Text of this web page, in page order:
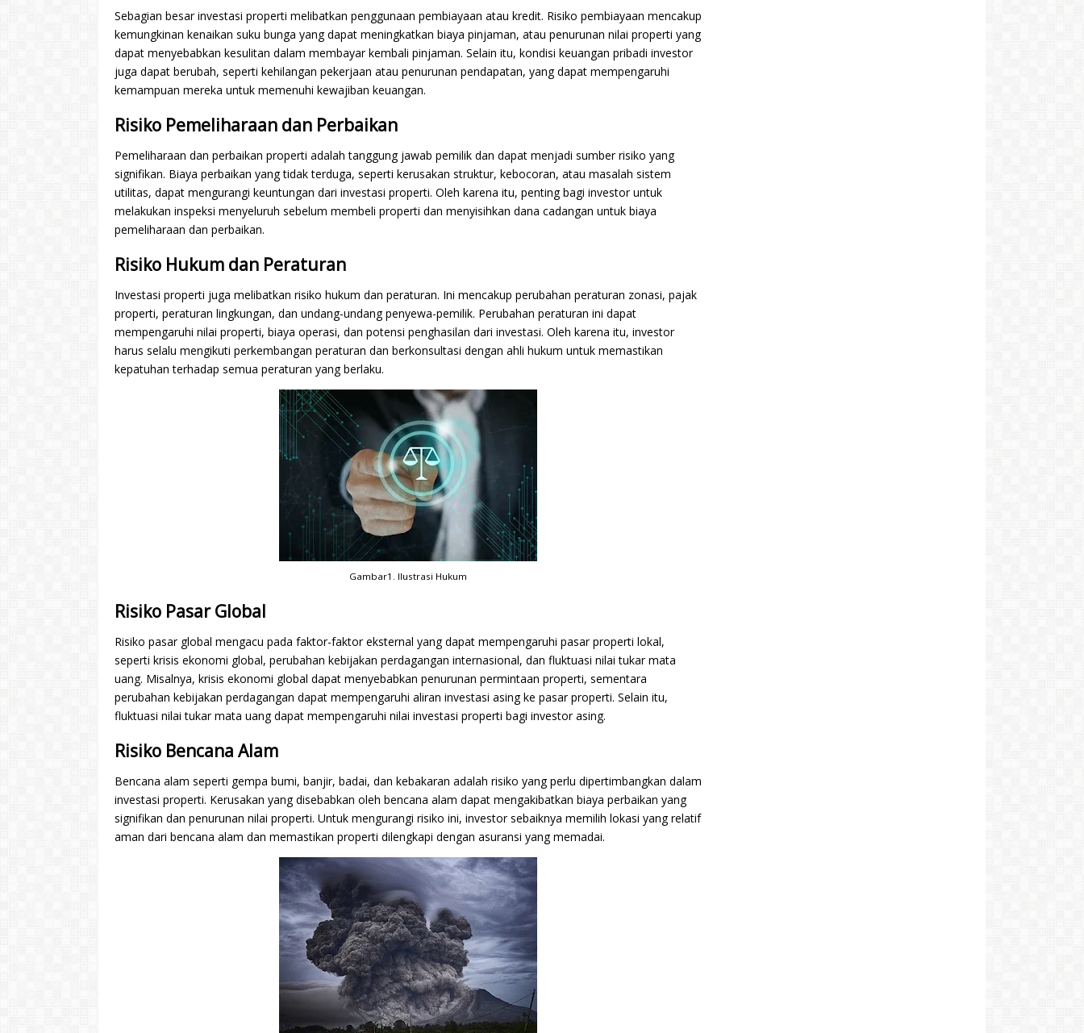
Sebagian besar investasi properti melibatkan penggunaan pembiayaan atau kredit. Risiko pembiayaan mencakup
kemungkinan kenaikan suku bunga yang dapat meningkatkan biaya pinjaman, atau penurunan nilai properti yang
dapat menyebabkan kesulitan dalam membayar kembali pinjaman. Selain itu, kondisi keuangan pribadi investor
juga dapat berubah, seperti kehilangan pekerjaan atau penurunan pendapatan, yang dapat mempengaruhi
kemampuan mereka untuk memenuhi kewajiban keuangan.
Risiko Pemeliharaan dan Perbaikan
Pemeliharaan dan perbaikan properti adalah tanggung jawab pemilik dan dapat menjadi sumber risiko yang
signifikan. Biaya perbaikan yang tidak terduga, seperti kerusakan struktur, kebocoran, atau masalah sistem
utilitas, dapat mengurangi keuntungan dari investasi properti. Oleh karena itu, penting bagi investor untuk
melakukan inspeksi menyeluruh sebelum membeli properti dan menyisihkan dana cadangan untuk biaya
pemeliharaan dan perbaikan.
Risiko Hukum dan Peraturan
Investasi properti juga melibatkan risiko hukum dan peraturan. Ini mencakup perubahan peraturan zonasi, pajak
properti, peraturan lingkungan, dan undang-undang penyewa-pemilik. Perubahan peraturan ini dapat
mempengaruhi nilai properti, biaya operasi, dan potensi penghasilan dari investasi. Oleh karena itu, investor
harus selalu mengikuti perkembangan peraturan dan berkonsultasi dengan ahli hukum untuk memastikan
kepatuhan terhadap semua peraturan yang berlaku.
Gambar1. Ilustrasi Hukum
Risiko Pasar Global
Risiko pasar global mengacu pada faktor-faktor eksternal yang dapat mempengaruhi pasar properti lokal,
seperti krisis ekonomi global, perubahan kebijakan perdagangan internasional, dan fluktuasi nilai tukar mata
uang. Misalnya, krisis ekonomi global dapat menyebabkan penurunan permintaan properti, sementara
perubahan kebijakan perdagangan dapat mempengaruhi aliran investasi asing ke pasar properti. Selain itu,
fluktuasi nilai tukar mata uang dapat mempengaruhi nilai investasi properti bagi investor asing.
Risiko Bencana Alam
Bencana alam seperti gempa bumi, banjir, badai, dan kebakaran adalah risiko yang perlu dipertimbangkan dalam
investasi properti. Kerusakan yang disebabkan oleh bencana alam dapat mengakibatkan biaya perbaikan yang
signifikan dan penurunan nilai properti. Untuk mengurangi risiko ini, investor sebaiknya memilih lokasi yang relatif
aman dari bencana alam dan memastikan properti dilengkapi dengan asuransi yang memadai.